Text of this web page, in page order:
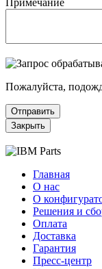
Пожалуйста,
Отправить
Закрыть
Главная
О нас
О
Решения и
Оплата
Доставка
Гарантия
Пресс-центр